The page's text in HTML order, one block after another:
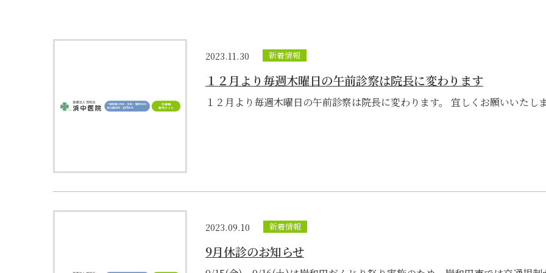
2023.11.30 新着情報
１２月より毎週木曜日の午前診察は院長に変わります
１２月より毎週木曜日の午前診察は院長に変わります。 宜しくお願いいたし
2023.09.10 新着情報
9月休診のお知らせ